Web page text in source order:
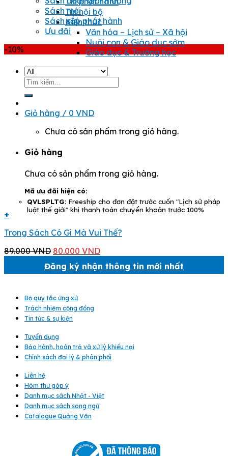
Tin nội bộ
Kiến thức
Văn hóa – Lịch sử – Xã hội
Nuôi con & Giáo dục sớm
Giáo dục & Trường học
Tìm
Giỏ hàng / 0 VND
Chưa có sản phẩm trong giỏ hàng.
Giỏ hàng
Chưa có sản phẩm trong giỏ hàng.
Mã ưu đãi hiện có:
QVLSPLTG: Freeship cho đơn đặt trước cuốn "Lịch sử pháp
luật thế giới" khi thanh toán chuyển khoản trước 100%
Sách mới
Sách sắp phát hành
Ưu đãi
-10%
+
Trong Sách Có Gì Mà Vui Thế?
89.000VND Giá
gốc
là:
80.000 VNDGiá
hiện
tại
Đăng ký nhận thông tin mới nhất
Bộ quy tắc ứng xử
Trách nhiệm cộng đồng
Tin tức & sự kiện
Tuyển dụng
Bảo hành, hoàn trả và xử lý khiếu nại
Chính sách đại lý & phân phối
Liên hệ
Hòm thư góp ý
Danh mục sách Nhật - Việt
Danh mục sách song ngữ
Catalogue Quảng Văn